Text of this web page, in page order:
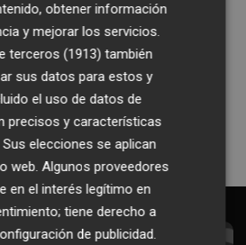
la actualidad de
en tu correo
suscribirme
obtener información
y mejorar los servicios.
terceros (1913) también
sus datos para estos y
el uso de datos de
precisos y características
elecciones se aplican
web. Algunos proveedores
en el interés legítimo en
tiene derecho a
de publicidad.